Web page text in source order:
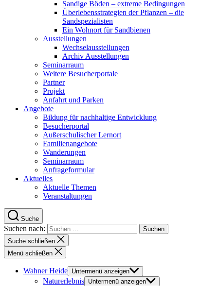
Sandige Böden – extreme Bedingungen
Überlebensstrategien der Pflanzen – die
Sandspezialisten
Ein Wohnort für Sandbienen
Ausstellungen
Wechselausstellungen
Archiv Ausstellungen
Seminarraum
Weitere Besucherportale
Partner
Projekt
Anfahrt und Parken
Angebote
Bildung für nachhaltige Entwicklung
Besucherportal
Außerschulischer Lernort
Familienangebote
Wanderungen
Seminarraum
Anfrageformular
Aktuelles
Aktuelle Themen
Veranstaltungen
Suche
Suchen nach:
Suche schließen
Menü schließen
Wahner Heide Untermenü anzeigen
Naturerlebnis Untermenü anzeigen